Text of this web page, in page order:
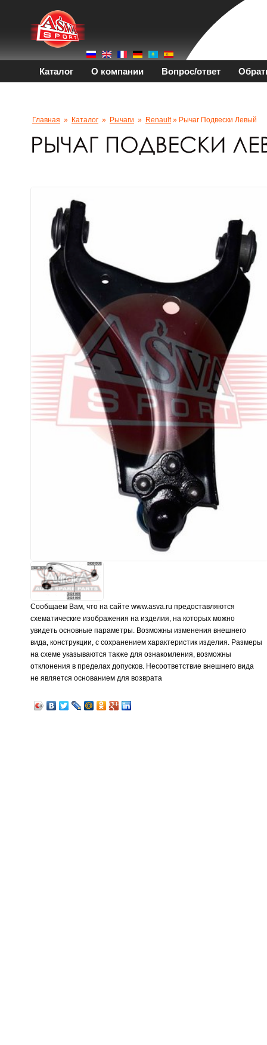
Каталог О компании Вопрос/ответ
Главная » Каталог » Рычаги » Renault» Рычаг Подвески Левый
Сообщаем Вам, что на сайте www.asva.ru предоставляются
схематические изображения на изделия, на которых можно
увидеть основные параметры. Возможны изменения внешнего
вида, конструкции, с сохранением характеристик изделия. Размеры
на схеме указываются также для ознакомления, возможны
отклонения в пределах допусков. Несоответствие внешнего вида
не является основанием для возврата